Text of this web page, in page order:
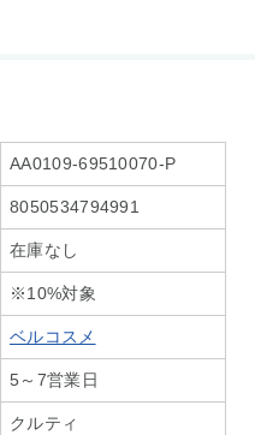
AA0109-69510070-P
8050534794991
在庫なし
※10%対象
ベルコスメ
5～7営業日
クルティ